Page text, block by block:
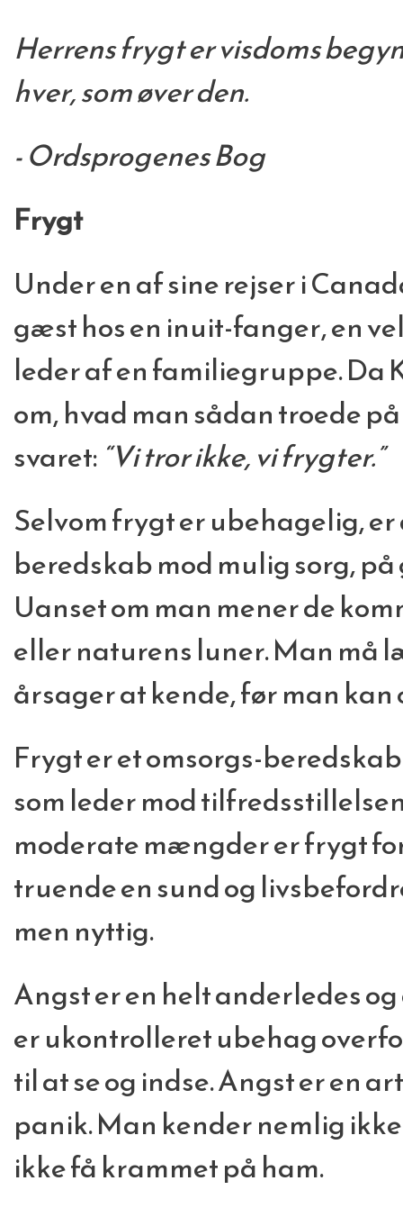
Herrens frygt er visdoms
hver, som øver den.
- Ordsprogenes Bog
Frygt
Under en af sine rejser i
gæst hos en inuit-fanger, en
leder af en familiegruppe.
om, hvad man sådan troede
svaret: “Vi tror ikke, vi frygter.”
Selvom frygt er ubehagelig, er
beredskab mod mulig sorg,
Uanset om man mener de
eller naturens luner. Man må
årsager at kende, før man kan
Frygt er et omsorgs-
som leder mod
moderate mængder er frygt
truende en sund og
men nyttig.
Angst er en helt anderledes
er ukontrolleret ubehag
til at se og indse. Angst er en
panik. Man kender nemlig
ikke få krammet på ham.